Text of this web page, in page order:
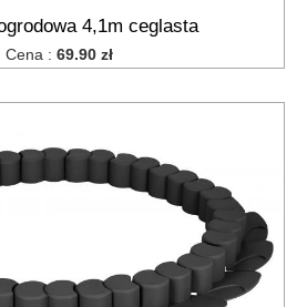
4,1m ceglasta
Cena : 69.90 zł